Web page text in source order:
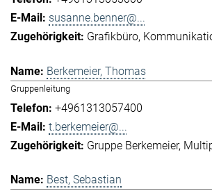
susanne.benner@...
Grafikbüro
Berkemeier, Thomas
Gruppenleitung
+4961313057400
t.berkemeier@...
Gruppe Berkemeier
Best, Sebastian